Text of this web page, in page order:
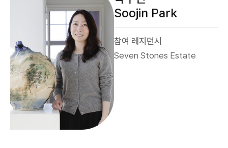
Soojin Park
참여 레지던시
Seven Stones Estate